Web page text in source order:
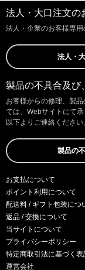
法人・大口注文の
法人・企業のお客様専用
法人・
製品の不具合及び
お客様からの修理、製
ては、Webサイトにて承
以下よりご連絡ください
製品の
お支払について
ポイント利用について
配送料 / ギフト包装につ
返品 / 交換について
当サイトについて
プライバシーポリシー
特定商取引法に基づく表
運営会社